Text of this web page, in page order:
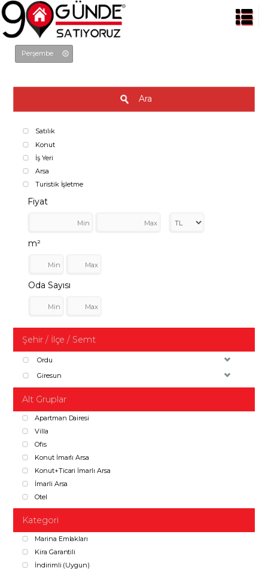
Perşembe
Ara
Satılık
Konut
İş Yeri
Arsa
Turistik İşletme
Fiyat
m²
Oda Sayısı
Şehir / İlçe / Semt
Ordu
Giresun
Alt Gruplar
Apartman Dairesi
Villa
Ofis
Konut İmarlı Arsa
Konut+Ticari İmarlı Arsa
İmarli Arsa
Otel
Kategori
Marina Emlakları
Kira Garantili
İndirimli (Uygun)